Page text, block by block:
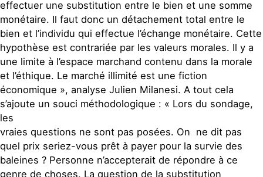
effectuer une substitution entre le bien et une somme
monétaire. Il faut donc un détachement total entre le
bien et l’individu qui effectue l’échange monétaire. Cette
hypothèse est contrariée par les valeurs morales. Il y a
une limite à l’espace marchand contenu dans la morale
et l’éthique. Le marché illimité est une fiction
économique », analyse Julien Milanesi. A tout cela
s’ajoute un souci méthodologique : « Lors du sondage,
les
vraies questions ne sont pas posées. On ne dit pas
quel prix seriez-vous prêt à payer pour la survie des
baleines ? Personne n’accepterait de répondre à ce
genre de choses. La question de la substitution